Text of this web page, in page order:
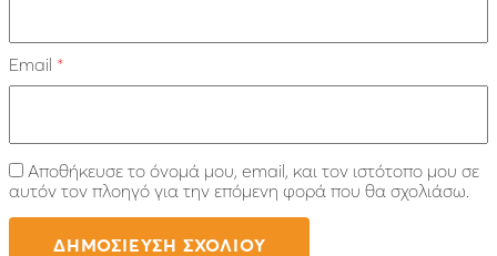
Email *
Αποθήκευσε το όνομά μου, email, και τον ιστότοπο μου σε
αυτόν τον πλοηγό για την επόμενη φορά που θα σχολιάσω.